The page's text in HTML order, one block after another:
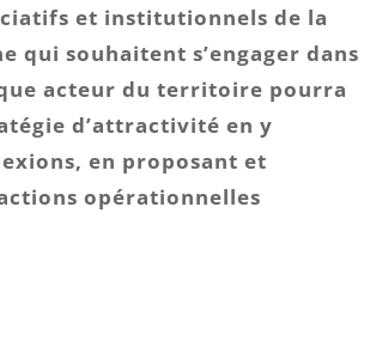
et institutionnels de la
qui souhaitent s’engager dans
acteur du territoire pourra
d’attractivité en y
en proposant et
opérationnelles